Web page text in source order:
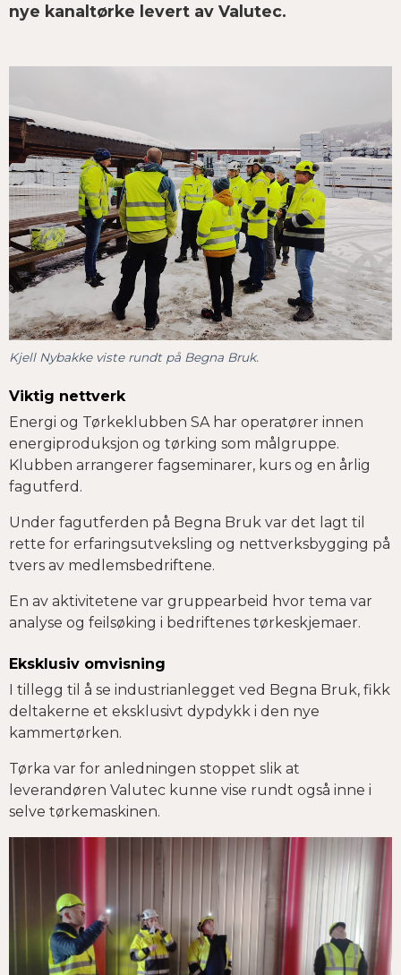
nye kanaltørke levert av Valutec.
Kjell Nybakke viste rundt på Begna Bruk.
Viktig nettverk
Energi og Tørkeklubben SA har operatører innen
energiproduksjon og tørking som målgruppe.
Klubben arrangerer fagseminarer, kurs og en årlig
fagutferd.
Under fagutferden på Begna Bruk var det lagt til
rette for erfaringsutveksling og nettverksbygging på
tvers av medlemsbedriftene.
En av aktivitetene var gruppearbeid hvor tema var
analyse og feilsøking i bedriftenes tørkeskjemaer.
Eksklusiv omvisning
I tillegg til å se industrianlegget ved Begna Bruk, fikk
deltakerne et eksklusivt dypdykk i den nye
kammertørken.
Tørka var for anledningen stoppet slik at
leverandøren Valutec kunne vise rundt også inne i
selve tørkemaskinen.